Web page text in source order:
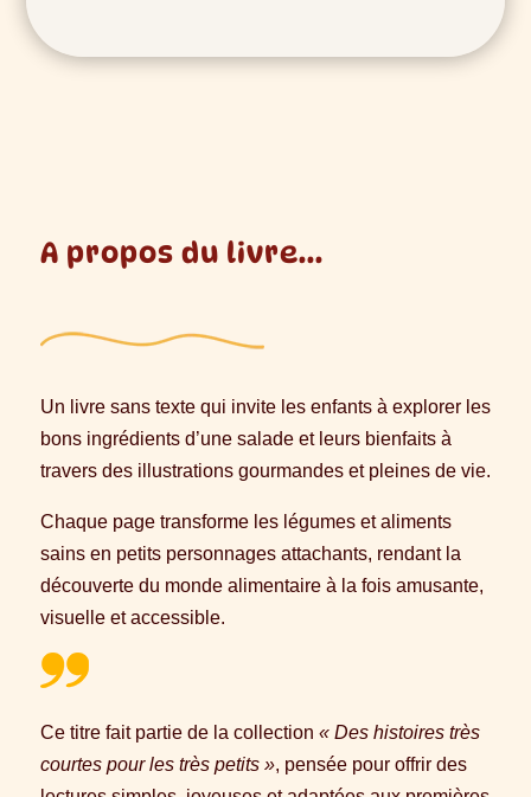
A propos du livre...
Un livre sans texte qui invite les enfants à explorer les
bons ingrédients d’une salade et leurs bienfaits à
travers des illustrations gourmandes et pleines de vie.
Chaque page transforme les légumes et aliments
sains en petits personnages attachants, rendant la
découverte du monde alimentaire à la fois amusante,
visuelle et accessible.
Ce titre fait partie de la collection « Des histoires très
courtes pour les très petits », pensée pour offrir des